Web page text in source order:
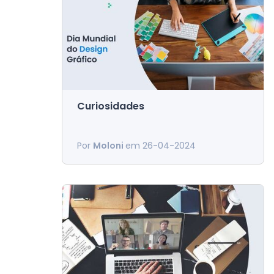
Curiosidades
Gráfico
Dia Mundial do Design Gráfico, um
dia em que homenageamos todos
equipa de Design da Moloni.
Por Moloni em 26-04-2024